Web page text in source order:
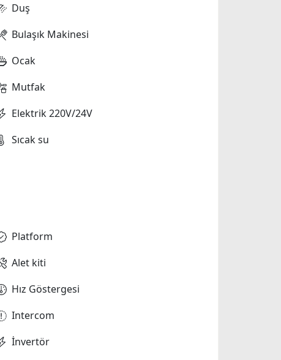
Duş
Bulaşık Makinesi
Ocak
Mutfak
Elektrik 220V/24V
Sıcak su
Platform
Alet kiti
Hız Göstergesi
Intercom
İnvertör